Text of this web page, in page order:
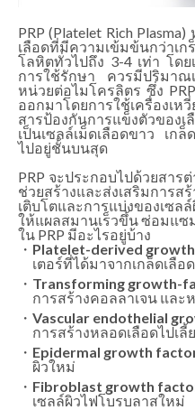
PRP (Platelet Rich
เลือดที่มีความเข้มข้นกว่าเ
โลหิตทั่วไปถึง 3-4 เท่า โด
การใช้รักษา ควรมีปริมาณ
หน่วยต่อไมโครลิตร ซึ่ง
ออกมาโดยการใช้เครื่องเ
สารป้องกันการแข็งตัวของเ
เป็นเซลล์เม็ดเลือดขาว เก
ไปอยู่ชั้นบนสุด
PRP จะประกอบไปด้วยสาร
ช่วยสร้างและส่งเสริมการ
เติบโตและการแบ่งของเซล
ให้แผลสมานเร็วขึ้น ซ่อมแซ
ใน PRP มีอะไรอยู่บ้าง
Platelet-derived
เตอร์ที่ได้มาจากเกล็ดเลือด
Transforming growth-
การสร้างคอลลาเจน และ
Vascular endothelial
การสร้างหลอดเลือดไปเลี้
Epidermal growth
ผิวใหม่
Fibroblast growth
เซลล์ผิวไฟโบรบลาสใหม่